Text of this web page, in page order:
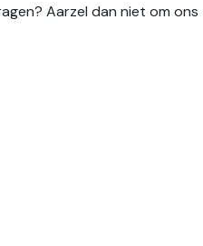
Aarzel dan niet om ons